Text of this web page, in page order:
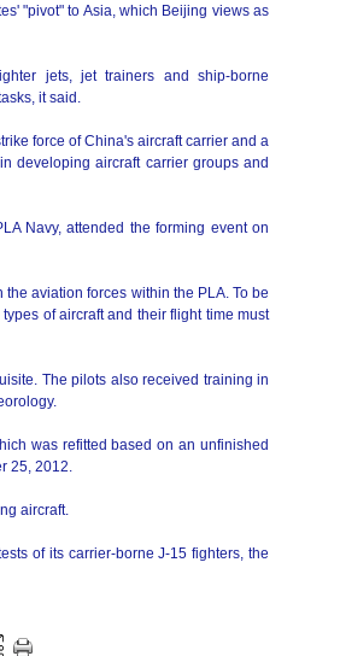
"pivot" to Asia, which Beijing views as
jets, jet trainers and ship-borne
it said.
force of China's aircraft carrier and a
developing aircraft carrier groups and
Navy, attended the forming event on
aviation forces within the PLA. To be
of aircraft and their flight time must
The pilots also received training in
was refitted based on an unfinished
25, 2012.
aircraft.
of its carrier-borne J-15 fighters, the